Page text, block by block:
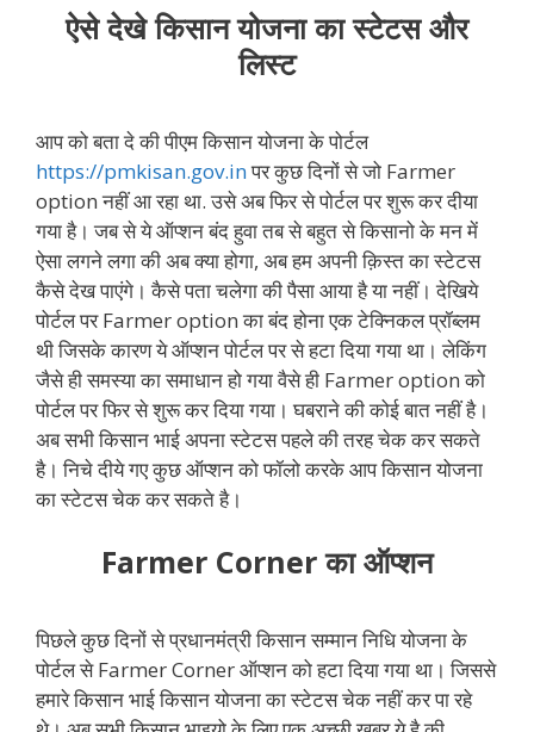
ऐसे देखे किसान योजना का स्टेटस और
लिस्ट
आप को बता दे की पीएम किसान योजना के पोर्टल
https://pmkisan.gov.inपर कुछ दिनों से जो Farmer
option नहीं आ रहा था. उसे अब फिर से पोर्टल पर शुरू कर दीया
गया है। जब से ये ऑप्शन बंद हुवा तब से बहुत से किसानो के मन में
ऐसा लगने लगा की अब क्या होगा, अब हम अपनी क़िस्त का स्टेटस
कैसे देख पाएंगे। कैसे पता चलेगा की पैसा आया है या नहीं। देखिये
पोर्टल पर Farmer option का बंद होना एक टेक्निकल प्रॉब्लम
थी जिसके कारण ये ऑप्शन पोर्टल पर से हटा दिया गया था। लेकिंग
जैसे ही समस्या का समाधान हो गया वैसे ही Farmer option को
पोर्टल पर फिर से शुरू कर दिया गया। घबराने की कोई बात नहीं है।
अब सभी किसान भाई अपना स्टेटस पहले की तरह चेक कर सकते
है। निचे दीये गए कुछ ऑप्शन को फॉलो करके आप किसान योजना
का स्टेटस चेक कर सकते है।
Farmer Corner का ऑप्शन
पिछले कुछ दिनों से प्रधानमंत्री किसान सम्मान निधि योजना के
पोर्टल से Farmer Corner ऑप्शन को हटा दिया गया था। जिससे
हमारे किसान भाई किसान योजना का स्टेटस चेक नहीं कर पा रहे